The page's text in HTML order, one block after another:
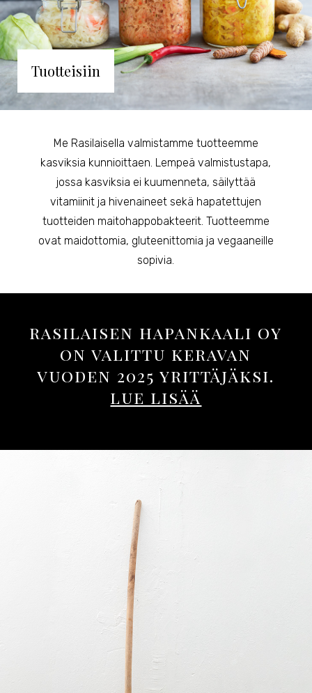
Tuotteisiin
Me Rasilaisella valmistamme tuotteemme
kasviksia kunnioittaen. Lempeä valmistustapa,
jossa kasviksia ei kuumenneta, säilyttää
vitamiinit ja hivenaineet sekä hapatettujen
tuotteiden maitohappobakteerit. Tuotteemme
ovat maidottomia, gluteenittomia ja vegaaneille
sopivia.
rasilaisen hapankaali oy
on valittu keravan
vuoden 2025 yrittäjäksi.
lue lisää